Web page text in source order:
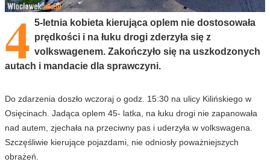
4 5-letnia kobieta kierująca oplem nie dostosowała
prędkości i na łuku drogi zderzyła się z
volkswagenem. Zakończyło się na uszkodzonych
autach i mandacie dla sprawczyni.
Do zdarzenia doszło wczoraj o godz. 15:30 na ulicy Kilińskiego w
Osięcinach. Jadąca oplem 45- latka, na łuku drogi nie zapanowała
nad autem, zjechała na przeciwny pas i uderzyła w volkswagena.
Szczęśliwie kierujące pojazdami, nie odniosły poważniejszych
obrażeń.